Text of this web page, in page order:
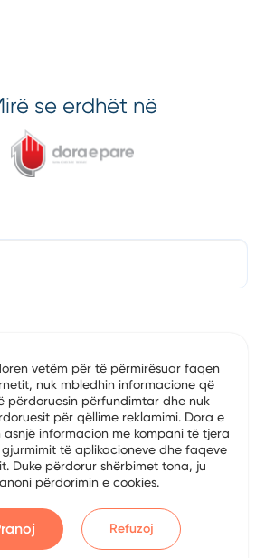
se erdhët në
vetëm për të përmirësuar faqen
nuk mbledhin informacione që
përdoruesin përfundimtar dhe nuk
për qëllime reklamimi. Dora e
asnjë informacion me kompani të tjera
të aplikacioneve dhe faqeve
Duke përdorur shërbimet tona, ju
përdorimin e cookies.
Refuzoj